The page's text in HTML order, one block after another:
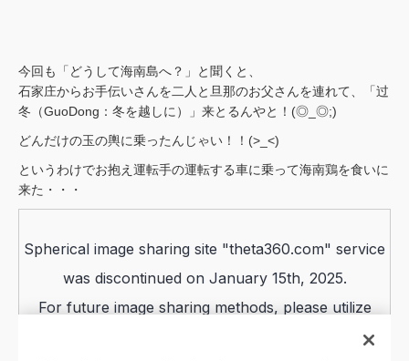
今回も「どうして海南島へ？」と聞くと、
石家庄からお手伝いさんを二人と旦那のお父さんを連れて、「过
冬（GuoDong：冬を越しに）」来とるんやと！(◎_◎;)
どんだけの玉の輿に乗ったんじゃい！！(>_<)
というわけでお抱え運転手の運転する車に乗って海南鶏を食いに
来た・・・